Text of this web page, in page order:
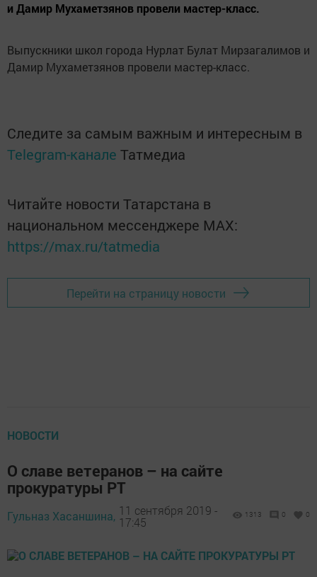
и Дамир Мухаметзянов провели мастер-класс.
Выпускники школ города Нурлат Булат Мирзагалимов и
Дамир Мухаметзянов провели мастер-класс.
Следите за самым важным и интересным в
Telegram-канале Татмедиа
Читайте новости Татарстана в
национальном мессенджере MАХ:
https://max.ru/tatmedia
Перейти на страницу новости
НОВОСТИ
О славе ветеранов – на сайте
прокуратуры РТ
Гульназ Хасаншина, 11 сентября 2019 -
17:45
1313 0 0